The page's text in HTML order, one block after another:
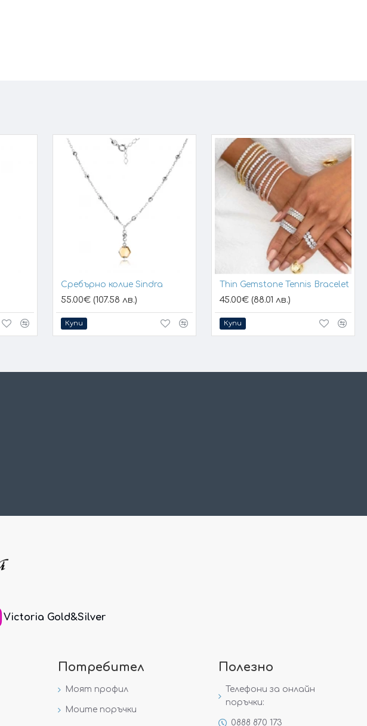
Сребърно колие Sindra
55.00€ (107.58 лв.)
Купи
Thin Gemstone Tennis Bracelet
45.00€ (88.01 лв.)
Купи
Victoria Gold&Silver
Потребител
Моят профил
Моите поръчки
Полезно
Телефони за онлайн
поръчки:
0888 870 173